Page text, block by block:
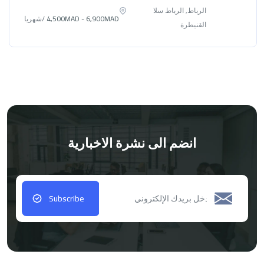
الرباط, الرباط سلا
القنيطرة
4,500MAD - 6,900MAD/شهريا
انضم الى نشرة الاخبارية
Subscribe